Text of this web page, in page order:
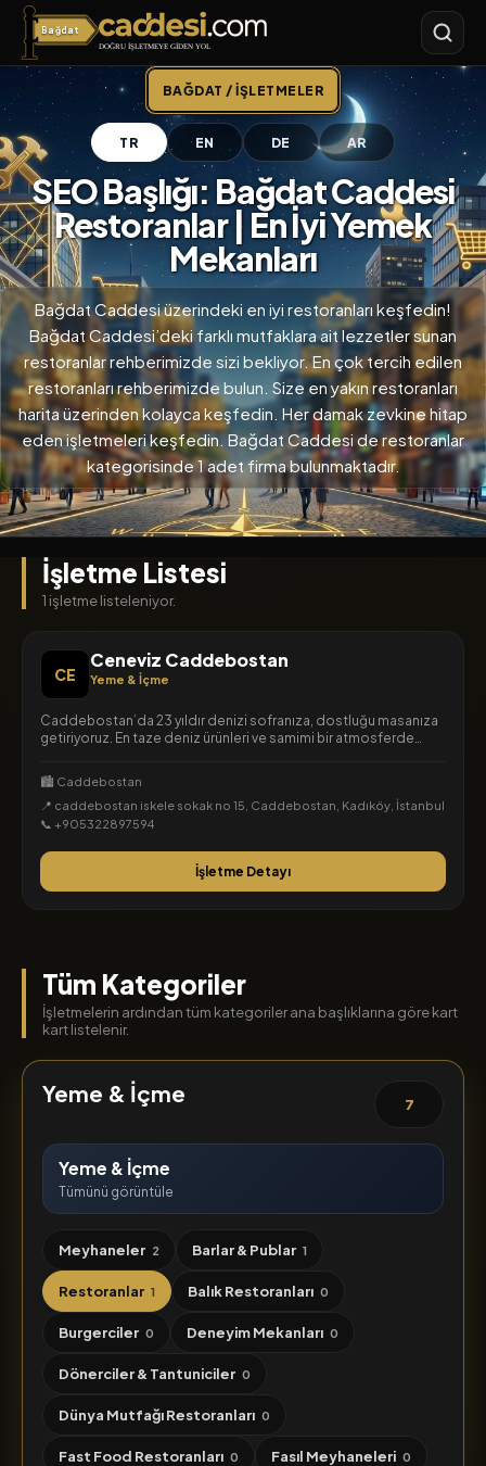
Bağdat
Bağdat Caddesi
BAĞDAT / İŞLETMELER
TR EN DE AR
SEO Başlığı: Bağdat Caddesi
Restoranlar | En İyi Yemek
Mekanları
Bağdat Caddesi üzerindeki en iyi restoranları keşfedin!
Bağdat Caddesi’deki farklı mutfaklara ait lezzetler sunan
restoranlar rehberimizde sizi bekliyor. En çok tercih edilen
restoranları rehberimizde bulun. Size en yakın restoranları
harita üzerinden kolayca keşfedin. Her damak zevkine hitap
eden işletmeleri keşfedin. Bağdat Caddesi de restoranlar
kategorisinde 1 adet firma bulunmaktadır.
İşletme Listesi
1 işletme listeleniyor.
CE
Ceneviz Caddebostan
Yeme & İçme
Caddebostan’da 23 yıldır denizi sofranıza, dostluğu masanıza
getiriyoruz. En taze deniz ürünleri ve samimi bir atmosferde
🏙️ Caddebostan
📍 caddebostan iskele sokak no 15, Caddebostan, Kadıköy, İstanbul
📞 +905322897594
İşletme Detayı
Tüm Kategoriler
İşletmelerin ardından tüm kategoriler ana başlıklarına göre kart
kart listelenir.
Yeme & İçme 7
Yeme & İçme
Tümünü görüntüle
Meyhaneler 2 Barlar & Publar 1
Restoranlar 1 Balık Restoranları 0
Burgerciler 0 Deneyim Mekanları 0
Dönerciler & Tantuniciler 0
Dünya Mutfağı Restoranları 0
Fast Food Restoranları 0 Fasıl Meyhaneleri 0